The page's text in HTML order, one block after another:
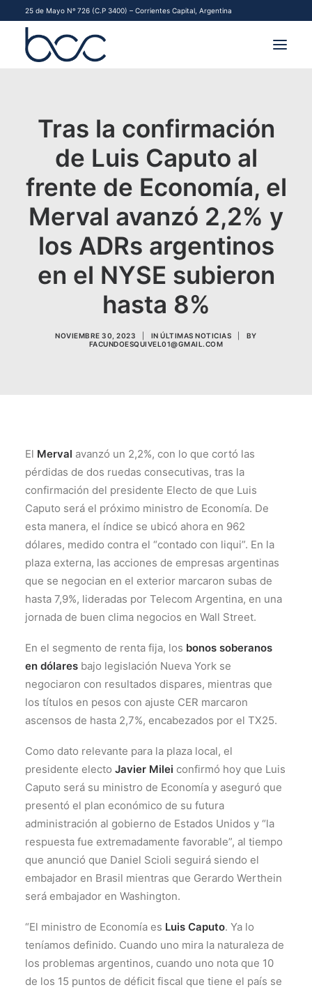
25 de Mayo Nº 726 (C.P 3400) – Corrientes Capital, Argentina
MERCADOS
FINANCIAMIENTO PYME
CONTACTO
Tras la confirmación
de Luis Caputo al
frente de Economía, el
Merval avanzó 2,2% y
los ADRs argentinos
en el NYSE subieron
hasta 8%
NOVIEMBRE 30, 2023 INÚLTIMAS NOTICIAS
BY
FACUNDOESQUIVEL01@GMAIL.COM
El Merval avanzó un 2,2%, con lo que cortó las
pérdidas de dos ruedas consecutivas, tras la
confirmación del presidente Electo de que Luis
Caputo será el próximo ministro de Economía. De
esta manera, el índice se ubicó ahora en 962
dólares, medido contra el “contado con liqui”. En la
plaza externa, las acciones de empresas argentinas
que se negocian en el exterior marcaron subas de
hasta 7,9%, lideradas por Telecom Argentina, en una
jornada de buen clima negocios en Wall Street.
En el segmento de renta fija, los bonos soberanos
en dólares bajo legislación Nueva York se
negociaron con resultados dispares, mientras que
los títulos en pesos con ajuste CER marcaron
ascensos de hasta 2,7%, encabezados por el TX25.
Como dato relevante para la plaza local, el
presidente electo Javier Milei confirmó hoy que Luis
Caputo será su ministro de Economía y aseguró que
presentó el plan económico de su futura
administración al gobierno de Estados Unidos y “la
respuesta fue extremadamente favorable”, al tiempo
que anunció que Daniel Scioli seguirá siendo el
embajador en Brasil mientras que Gerardo Werthein
será embajador en Washington.
“El ministro de Economía es Luis Caputo. Ya lo
teníamos definido. Cuando uno mira la naturaleza de
los problemas argentinos, cuando uno nota que 10
de los 15 puntos de déficit fiscal que tiene el país se